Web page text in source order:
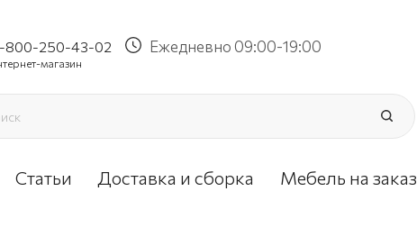
800-250-43-02
магазин
Ежедневно 09:00-19:00
Статьи Доставка и сборка Мебель на заказ